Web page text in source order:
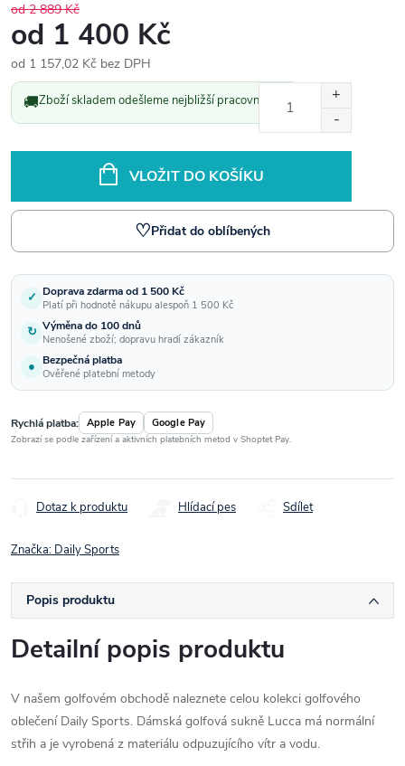
od 2 889 Kč
od 1 400 Kč
od 1 157,02 Kč bez DPH
Měrná
cena:
🚚Zboží skladem odešleme nejbližší pracovní den.
VLOŽIT DO KOŠÍKU
♡Přidat do oblíbených
✓ Doprava zdarma od 1 500 Kč
Platí při hodnotě nákupu alespoň 1 500 Kč
↻ Výměna do 100 dnů
Nenošené zboží; dopravu hradí zákazník
● Bezpečná platba
Ověřené platební metody
Rychlá platba: Apple Pay Google Pay
Zobrazí se podle zařízení a aktivních platebních metod v Shoptet Pay.
Dotaz k produktu Hlídací pes Sdílet
Značka: Daily Sports
Popis produktu
Detailní popis produktu
V našem golfovém obchodě naleznete celou kolekci golfového
oblečení Daily Sports. Dámská golfová sukně Lucca má normální
střih a je vyrobená z materiálu odpuzujícího vítr a vodu.